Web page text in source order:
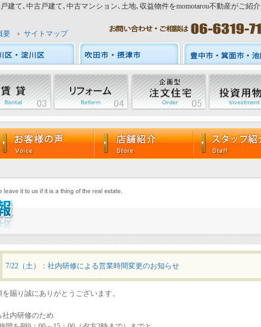
建て､中古戸建て､中古マンション､土地､収益物件をmomotarou不動産がご紹介
要 サイトマップ
7/22（土）：社内研修による営業時間変更のお知らせ
賜り誠にありがとうございます。
内研修のため